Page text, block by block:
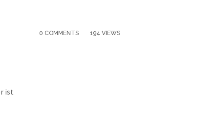
0 COMMENTS 194 VIEWS
ist